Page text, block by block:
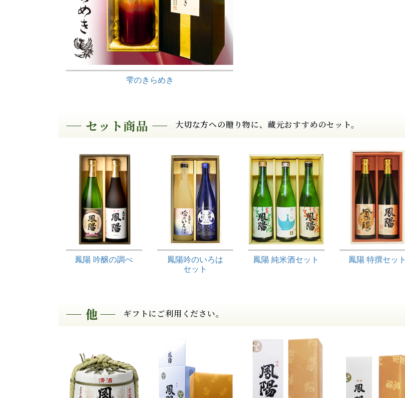
雫のきらめき
大切な方への贈り物に、蔵元おすすめのセット。
鳳陽 吟醸の調べ
鳳陽吟のいろは
セット
鳳陽 純米酒セット 鳳陽 特撰セット
ギフトにご利用ください。